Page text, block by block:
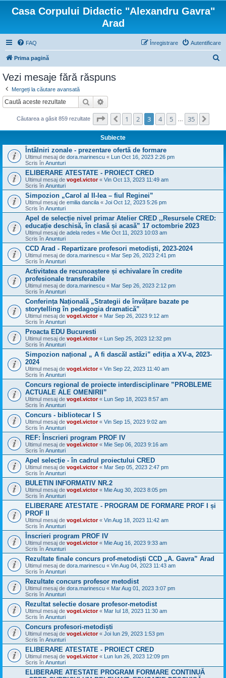
Casa Corpului Didactic "Alexandru Gavra"
Arad
FAQ Autentificare
Înregistrare
Prima pagină
e
Vezi mesaje fără răspuns
Mergeți la căutare avansată
Căutare
Căutarea a găsit 859 rezultate Pagina3 din 35
Anterior
1 2 3 4 5 35
Subiecte
Întâlniri zonale - prezentare ofertă de formare
Ultimul mesaj de dora.marinescu « Lun Oct 16, 2023 2:26 pm
Scris în Anunturi
ELIBERARE ATESTATE - PROIECT CRED
Ultimul mesaj de vogel.victor« Vin Oct 13, 2023 11:49 am
Scris în Anunturi
Simpozion „Carol al II-lea – fiul Reginei”
Ultimul mesaj de emilia dancila « Joi Oct 12, 2023 5:26 pm
Scris în Anunturi
Apel de selecție nivel primar Atelier CRED ,,Resursele CRED:
educație deschisă, în clasă și acasă” 17 octombrie 2023
Ultimul mesaj de adela redes « Mie Oct 11, 2023 10:03 am
Scris în Anunturi
CCD Arad - Repartizare profesori metodiști, 2023-2024
Ultimul mesaj de dora.marinescu « Mar Sep 26, 2023 2:41 pm
Scris în Anunturi
Activitatea de recunoaștere și echivalare în credite
profesionale transferabile
Ultimul mesaj de dora.marinescu « Mar Sep 26, 2023 2:12 pm
Scris în Anunturi
Conferința Națională „Strategii de învățare bazate pe
storytelling în pedagogia dramatică”
Ultimul mesaj de vogel.victor« Mar Sep 26, 2023 9:12 am
Scris în Anunturi
Proacta EDU Bucuresti
Ultimul mesaj de vogel.victor« Lun Sep 25, 2023 12:32 pm
Scris în Anunturi
Simpozion național „ A fi dascăl astăzi” ediția a XV-a, 2023-
2024
Ultimul mesaj de vogel.victor« Vin Sep 22, 2023 11:40 am
Scris în Anunturi
Concurs regional de proiecte interdisciplinare ”PROBLEME
ACTUALE ALE OMENIRII”
Ultimul mesaj de vogel.victor« Lun Sep 18, 2023 8:57 am
Scris în Anunturi
Concurs - bibliotecar I S
Ultimul mesaj de vogel.victor« Vin Sep 15, 2023 9:02 am
Scris în Anunturi
REF: Înscrieri program PROF IV
Ultimul mesaj de vogel.victor« Mie Sep 06, 2023 9:16 am
Scris în Anunturi
Apel selecție - în cadrul proiectului CRED
Ultimul mesaj de vogel.victor« Mar Sep 05, 2023 2:47 pm
Scris în Anunturi
BULETIN INFORMATIV NR.2
Ultimul mesaj de vogel.victor« Mie Aug 30, 2023 8:05 pm
Scris în Anunturi
ELIBERARE ATESTATE - PROGRAM DE FORMARE PROF I și
PROF II
Ultimul mesaj de vogel.victor« Vin Aug 18, 2023 11:42 am
Scris în Anunturi
Înscrieri program PROF IV
Ultimul mesaj de vogel.victor« Mie Aug 16, 2023 9:33 am
Scris în Anunturi
Rezultate finale concurs prof-metodiști CCD „A. Gavra” Arad
Ultimul mesaj de dora.marinescu « Vin Aug 04, 2023 11:43 am
Scris în Anunturi
Rezultate concurs profesor metodist
Ultimul mesaj de dora.marinescu « Mar Aug 01, 2023 3:07 pm
Scris în Anunturi
Rezultat selectie dosare profesor-metodist
Ultimul mesaj de vogel.victor« Mar Iul 18, 2023 11:30 am
Scris în Anunturi
Concurs profesori-metodiști
Ultimul mesaj de vogel.victor« Joi Iun 29, 2023 1:53 pm
Scris în Anunturi
ELIBERARE ATESTATE - PROIECT CRED
Ultimul mesaj de vogel.victor« Lun Iun 26, 2023 12:09 pm
Scris în Anunturi
ELIBERARE ATESTATE PROGRAM FORMARE CONTINUĂ